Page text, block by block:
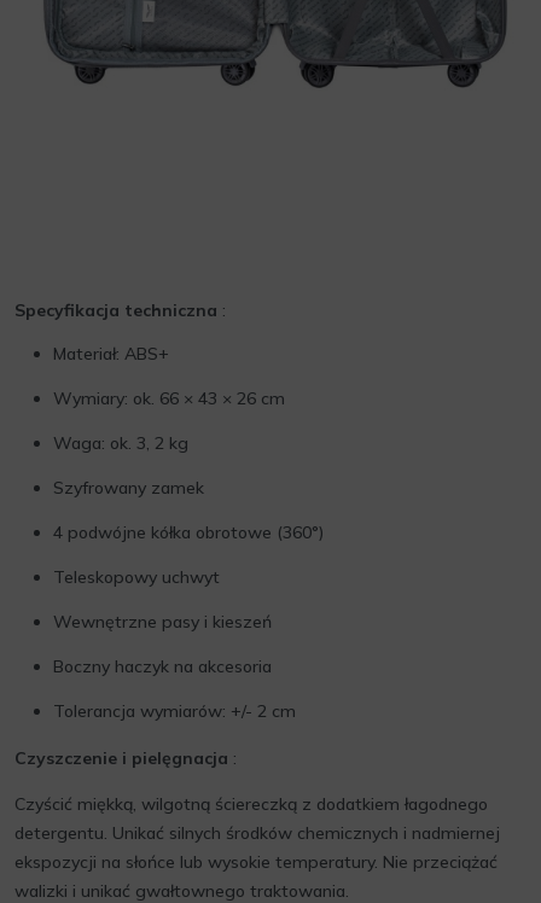
Specyfikacja techniczna :
Materiał: ABS+
Wymiary: ok. 66 × 43 × 26 cm
Waga: ok. 3, 2 kg
Szyfrowany zamek
4 podwójne kółka obrotowe (360°)
Teleskopowy uchwyt
Wewnętrzne pasy i kieszeń
Boczny haczyk na akcesoria
Tolerancja wymiarów: +/- 2 cm
Czyszczenie i pielęgnacja :
Czyścić miękką, wilgotną ściereczką z dodatkiem łagodnego
detergentu. Unikać silnych środków chemicznych i nadmiernej
ekspozycji na słońce lub wysokie temperatury. Nie przeciążać
walizki i unikać gwałtownego traktowania.